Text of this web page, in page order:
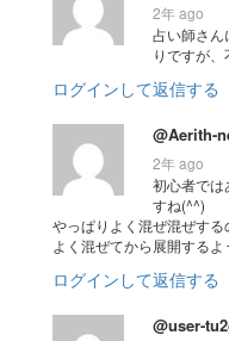
2年 ago
占い師さん
りですが
ログインして返信する
@Aerith-
2年 ago
初心者では
すね(^^)
やっぱりよく混ぜ混ぜす
よく混ぜてから展開する
ログインして返信する
@user-